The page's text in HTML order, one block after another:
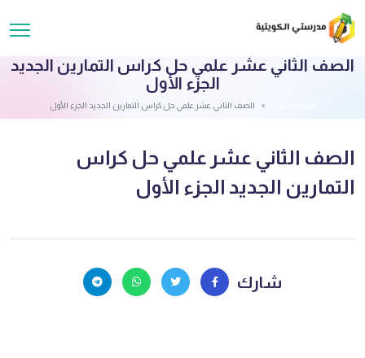
الصف الثاني عشر علمي حل كراس التمارين الجديد
الجزء الأول
الصف الثاني عشر علمي حل كراس التمارين الجديد الجزء الأول
الصف الثاني عشر علمي حل كراس
التمارين الجديد الجزء الأول
شارك